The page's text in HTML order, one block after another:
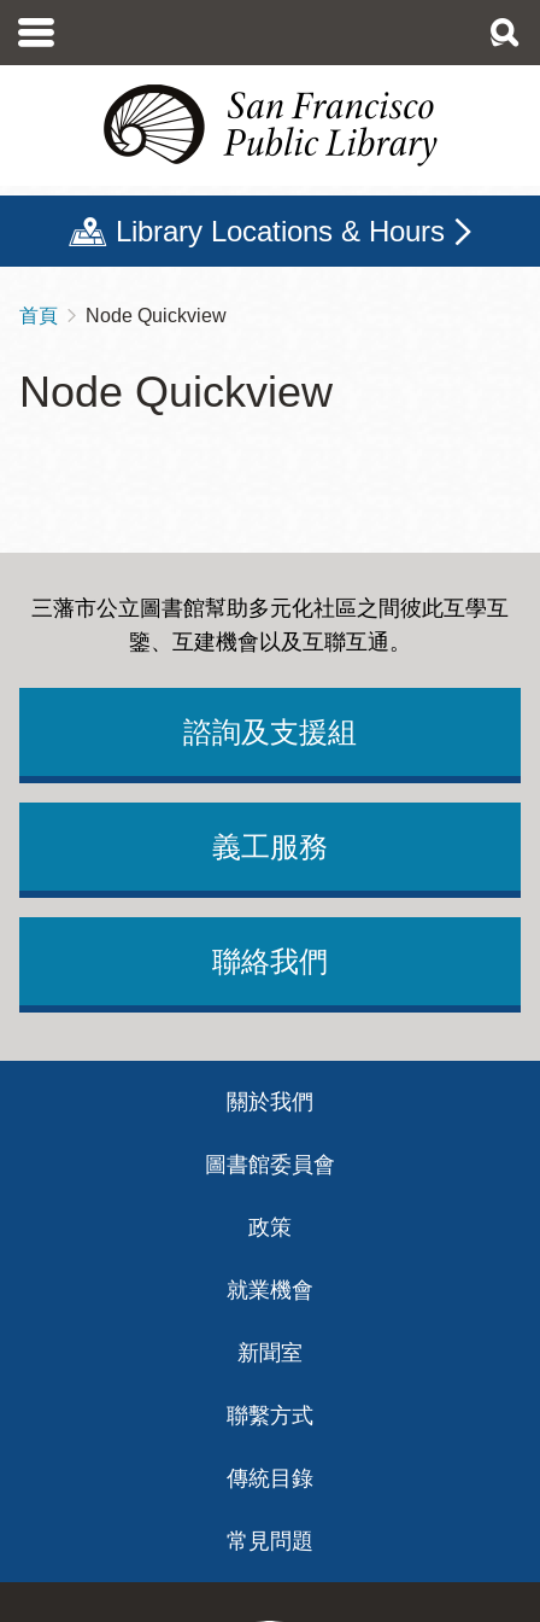
至
Library Locations & Hours
導
連
首頁 Node Quickview
Node Quickview
三藩市公立圖書館幫助多元化社區之間彼此互學互
鑒、互建機會以及互聯互通。
諮詢及支援組
義工服務
聯絡我們
關於我們
圖書館委員會
政策
就業機會
新聞室
聯繫方式
傳統目錄
常見問題